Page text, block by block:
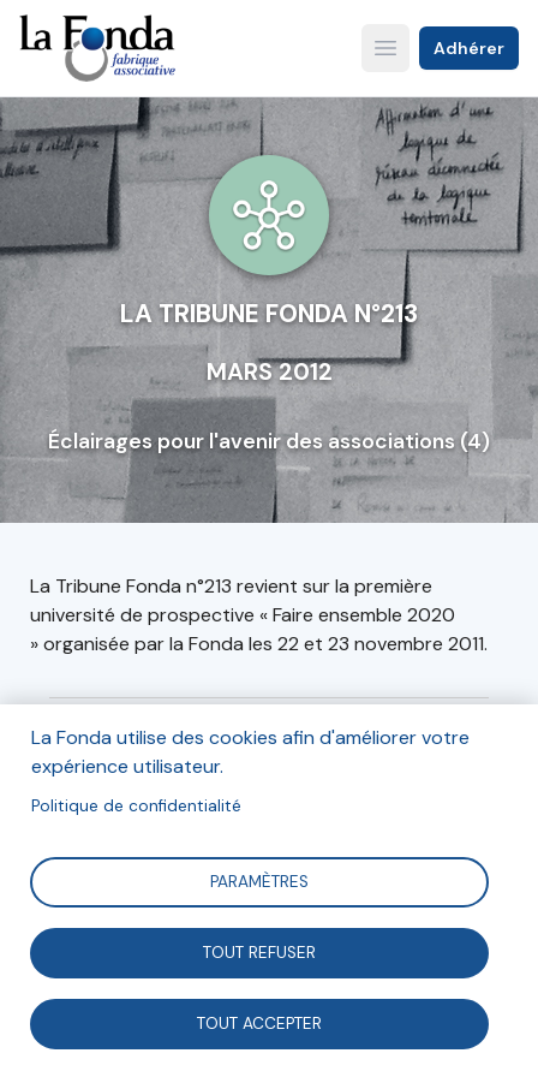
Aller
au
contenu
principal
Open main menu
Adhérer
LA TRIBUNE FONDA N°213
MARS 2012
Éclairages pour l'avenir des associations (4)
La Tribune Fonda n°213 revient sur la première
université de prospective « Faire ensemble 2020
» organisée par la Fonda les 22 et 23 novembre 2011.
Édito
Articles
Le monde associatif au cœur de
mutations
La Fonda utilise des cookies afin d'améliorer votre
expérience utilisateur.
Politique de confidentialité
PARAMÈTRES
TOUT REFUSER
TOUT ACCEPTER